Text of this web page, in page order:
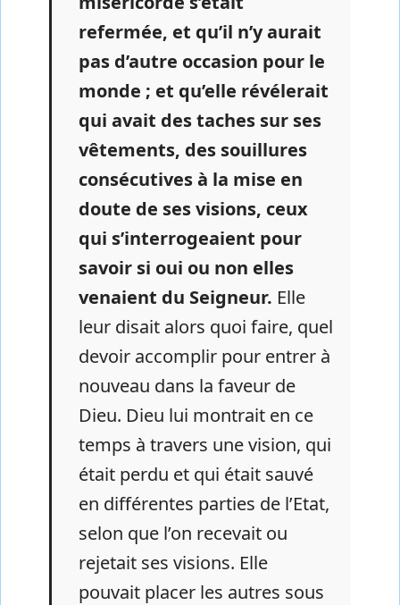
refermée, et qu’il n’y aurait
pas d’autre occasion pour le
monde ; et qu’elle révélerait
qui avait des taches sur ses
vêtements, des souillures
consécutives à la mise en
doute de ses visions, ceux
qui s’interrogeaient pour
savoir si oui ou non elles
venaient du Seigneur. Elle
leur disait alors quoi faire, quel
devoir accomplir pour entrer à
nouveau dans la faveur de
Dieu. Dieu lui montrait en ce
temps à travers une vision, qui
était perdu et qui était sauvé
en différentes parties de l’Etat,
selon que l’on recevait ou
rejetait ses visions. Elle
pouvait placer les autres sous